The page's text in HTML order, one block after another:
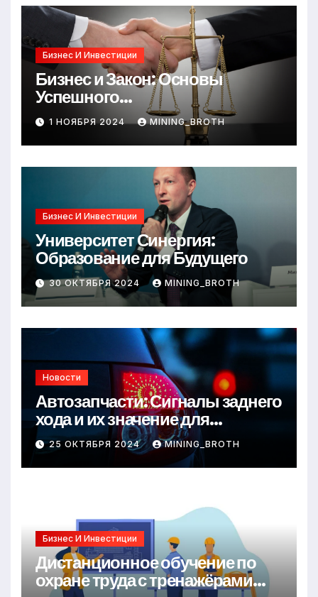
Бизнес И Инвестиции
Бизнес и Закон: Основы
Успешного
Предпринимательства
1 НОЯБРЯ 2024 MINING_BROTH
Бизнес И Инвестиции
Университет Синергия:
Образование для Будущего
30 ОКТЯБРЯ 2024 MINING_BROTH
Новости
Автозапчасти: Сигналы заднего
хода и их значение для
безопасности на дороге
25 ОКТЯБРЯ 2024 MINING_BROTH
Бизнес И Инвестиции
Дистанционное обучение по
охране труда с тренажёрами